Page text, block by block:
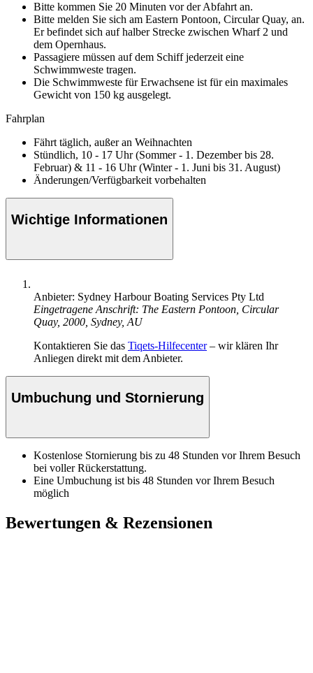
Bitte kommen Sie 20 Minuten vor der Abfahrt an.
Bitte melden Sie sich am Eastern Pontoon, Circular Quay, an.
Er befindet sich auf halber Strecke zwischen Wharf 2 und
dem Opernhaus.
Passagiere müssen auf dem Schiff jederzeit eine
Schwimmweste tragen.
Die Schwimmweste für Erwachsene ist für ein maximales
Gewicht von 150 kg ausgelegt.
Fahrplan
Fährt täglich, außer an Weihnachten
Stündlich, 10 - 17 Uhr (Sommer - 1. Dezember bis 28.
Februar) & 11 - 16 Uhr (Winter - 1. Juni bis 31. August)
Änderungen/Verfügbarkeit vorbehalten
Wichtige Informationen
Anbieter: Sydney Harbour Boating Services Pty Ltd
Eingetragene Anschrift: The Eastern Pontoon, Circular
Quay, 2000, Sydney, AU
Kontaktieren Sie das Tiqets-Hilfecenter– wir klären Ihr
Anliegen direkt mit dem Anbieter.
Umbuchung und Stornierung
Kostenlose Stornierung bis zu 48 Stunden vor Ihrem Besuch
bei voller Rückerstattung.
Eine Umbuchung ist bis 48 Stunden vor Ihrem Besuch
möglich
Bewertungen & Rezensionen